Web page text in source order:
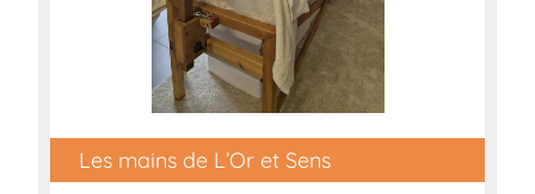
Les mains de L’Or et Sens